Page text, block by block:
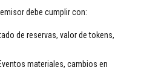
debe cumplir con:
de reservas, valor de tokens,
materiales, cambios en